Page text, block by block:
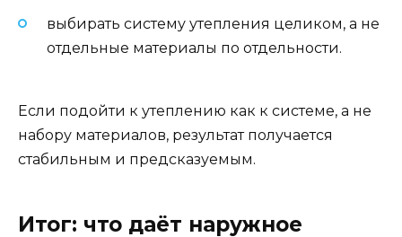
выбирать систему утепления целиком, а не
отдельные материалы по отдельности.
Если подойти к утеплению как к системе, а не
набору материалов, результат получается
стабильным и предсказуемым.
Итог: что даёт наружное